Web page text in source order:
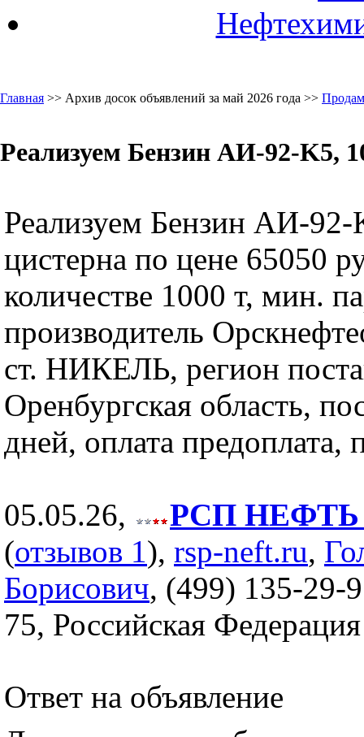
Главная >> Архив досок объявлений за май 2026 года >>
Реализуем Бензин АИ-92-K5,
Реализуем Бензин АИ-
цистерна по цене 65050
количестве 1000 т, мин.
производитель
ст. НИКЕЛЬ, регион
Оренбургская область,
дней, оплата предоплата,
05.05.26,
РСП НЕФТЬ
(отзывов 1), rsp-neft.ru,
Борисович, (499) 135-29-
75, Российская Федерация
Ответ на объявление